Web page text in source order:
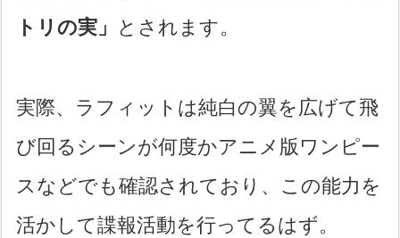
トリの実」 とされます。
実際、ラフィットは純白の翼を広げて飛
び回るシーンが何度かアニメ版ワンピー
スなどでも確認されており、この能力を
活かして諜報活動を行ってるはず。